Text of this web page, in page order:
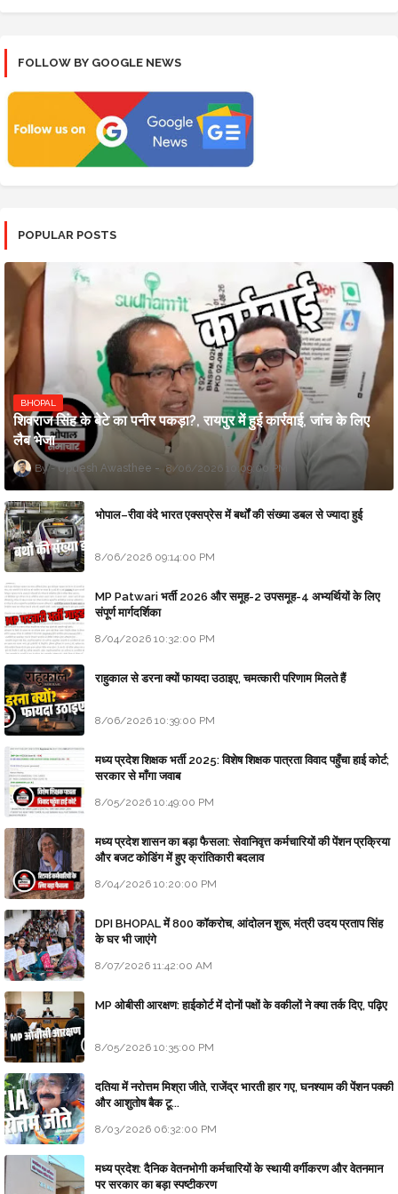
FOLLOW BY GOOGLE NEWS
POPULAR POSTS
BHOPAL
शिवराज सिंह के बेटे का पनीर पकड़ा?, रायपुर में हुई कार्रवाई, जांच के लिए
लैब भेजा
Updesh Awasthee 8/06/2026 10:09:00 PM
भोपाल–रीवा वंदे भारत एक्सप्रेस में बर्थों की संख्या डबल से ज्यादा हुई
8/06/2026 09:14:00 PM
MP Patwari भर्ती 2026 और समूह-2 उपसमूह-4 अभ्यर्थियों के लिए
संपूर्ण मार्गदर्शिका
8/04/2026 10:32:00 PM
राहुकाल से डरना क्यों फायदा उठाइए, चमत्कारी परिणाम मिलते हैं
8/06/2026 10:39:00 PM
मध्य प्रदेश शिक्षक भर्ती 2025: विशेष शिक्षक पात्रता विवाद पहुँचा हाई कोर्ट;
सरकार से माँगा जवाब
8/05/2026 10:49:00 PM
मध्य प्रदेश शासन का बड़ा फैसला: सेवानिवृत्त कर्मचारियों की पेंशन प्रक्रिया
और बजट कोडिंग में हुए क्रांतिकारी बदलाव
8/04/2026 10:20:00 PM
DPI BHOPAL में 800 कॉकरोच, आंदोलन शुरू, मंत्री उदय प्रताप सिंह
के घर भी जाएंगे
8/07/2026 11:42:00 AM
MP ओबीसी आरक्षण: हाईकोर्ट में दोनों पक्षों के वकीलों ने क्या तर्क दिए, पढ़िए
8/05/2026 10:35:00 PM
दतिया में नरोत्तम मिश्रा जीते, राजेंद्र भारती हार गए, घनश्याम की पेंशन पक्की
और आशुतोष बैक टू...
8/03/2026 06:32:00 PM
मध्य प्रदेश: दैनिक वेतनभोगी कर्मचारियों के स्थायी वर्गीकरण और वेतनमान
पर सरकार का बड़ा स्पष्टीकरण